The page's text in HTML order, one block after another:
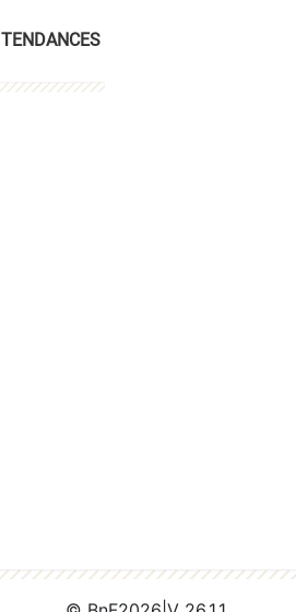
TENDANCES